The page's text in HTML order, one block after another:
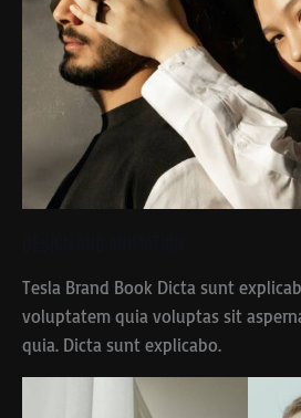
Tesla Brand Book Dicta sunt
voluptatem quia voluptas sit
quia. Dicta sunt explicabo.